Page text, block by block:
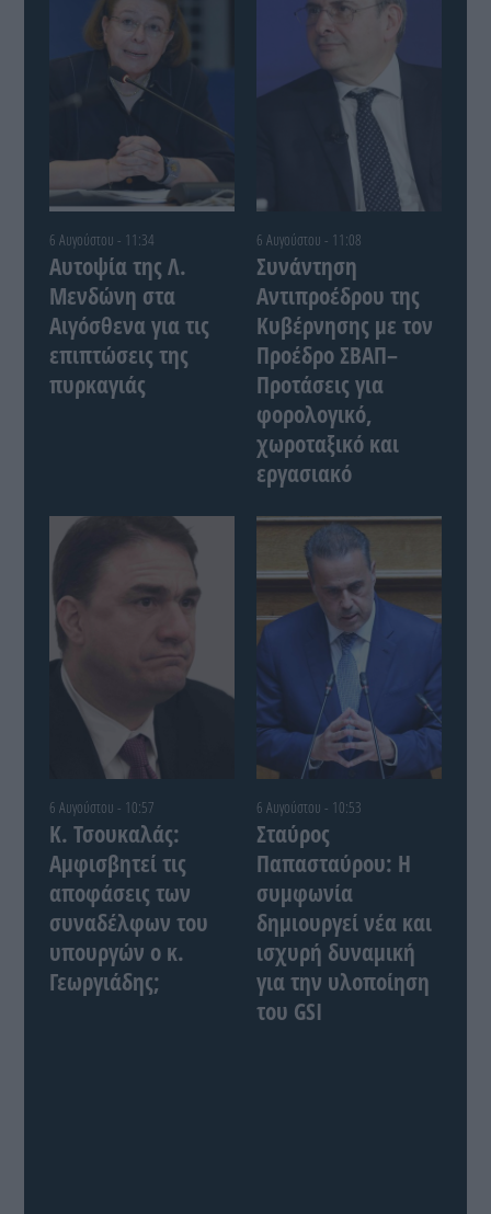
6 Αυγούστου - 11:34
Αυτοψία της Λ.
Μενδώνη στα
Αιγόσθενα για τις
επιπτώσεις της
πυρκαγιάς
6 Αυγούστου - 11:08
Συνάντηση
Αντιπροέδρου της
Κυβέρνησης με τον
Προέδρο ΣΒΑΠ–
Προτάσεις για
φορολογικό,
χωροταξικό και
εργασιακό
6 Αυγούστου - 10:57
Κ. Τσουκαλάς:
Αμφισβητεί τις
αποφάσεις των
συναδέλφων του
υπουργών ο κ.
Γεωργιάδης;
6 Αυγούστου - 10:53
Σταύρος
Παπασταύρου: Η
συμφωνία
δημιουργεί νέα και
ισχυρή δυναμική
για την υλοποίηση
του GSI